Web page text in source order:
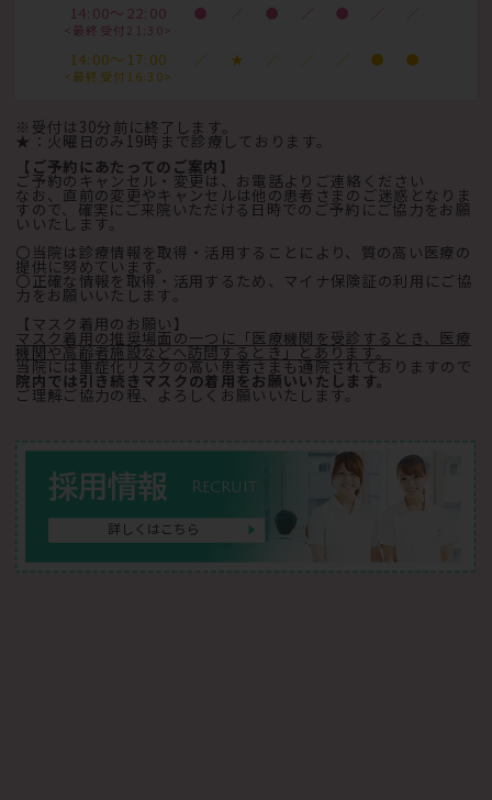
14:00～22:00
<最終受付21:30>
● ● ●
14:00～17:00
<最終受付16:30>
★ ● ●
※受付は30分前に終了します。
★：火曜日のみ19時まで診療しております。
【ご予約にあたってのご案内】
ご予約のキャンセル・変更は、お電話よりご連絡ください
なお、直前の変更やキャンセルは他の患者さまのご迷惑となりま
すので、確実にご来院いただける日時でのご予約にご協力をお願
いいたします。
〇当院は診療情報を取得・活用することにより、質の高い医療の
提供に努めています。
〇正確な情報を取得・活用するため、マイナ保険証の利用にご協
力をお願いいたします。
【マスク着用のお願い】
マスク着用の推奨場面の一つに「医療機関を受診するとき、医療
機関や高齢者施設などへ訪問するとき」とあります。
当院には重症化リスクの高い患者さまも通院されておりますので
院内では引き続きマスクの着用をお願いいたします。
ご理解ご協力の程、よろしくお願いいたします。
採用情報 Recruit
詳しくはこちら